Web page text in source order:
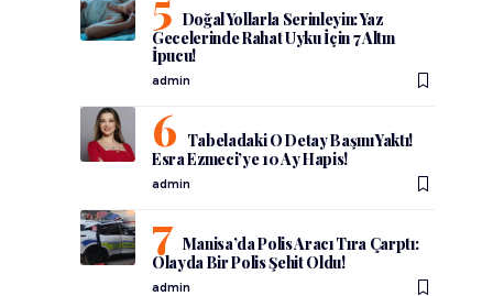
Doğal Yollarla Serinleyin: Yaz
Gecelerinde Rahat Uyku İçin 7 Altın
İpucu!
admin
Tabeladaki O Detay Başını Yaktı!
Esra Ezmeci’ye 10 Ay Hapis!
admin
Manisa’da Polis Aracı Tıra Çarptı:
Olayda Bir Polis Şehit Oldu!
admin